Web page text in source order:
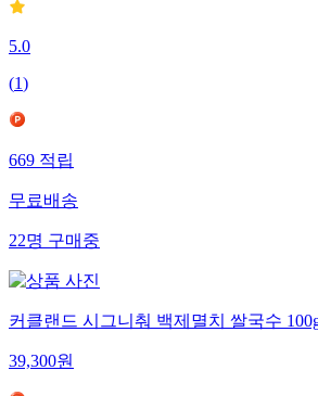
5.0
(1)
669 적립
무료배송
22명 구매중
커클랜드 시그니춰 백제멸치 쌀국수
39,300원